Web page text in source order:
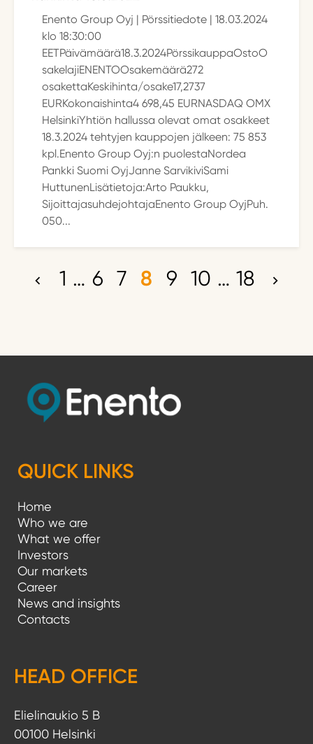
Enento Group Oyj | Pörssitiedote | 18.03.2024
klo 18:30:00
EETPäivämäärä18.3.2024PörssikauppaOstoO
sakelajiENENTOOsakemäärä272
osakettaKeskihinta/osake17,2737
EURKokonaishinta4 698,45 EURNASDAQ OMX
HelsinkiYhtiön hallussa olevat omat osakkeet
18.3.2024 tehtyjen kauppojen jälkeen: 75 853
kpl.Enento Group Oyj:n puolestaNordea
Pankki Suomi OyjJanne SarvikiviSami
HuttunenLisätietoja:Arto Paukku,
SijoittajasuhdejohtajaEnento Group OyjPuh.
050...
A
k
k
1 … 6 7 8 9 10 … 18
QUICK LINKS
Home
Who we are
What we offer
Investors
Our markets
Career
News and insights
Contacts
HEAD OFFICE
Elielinaukio 5 B
00100 Helsinki